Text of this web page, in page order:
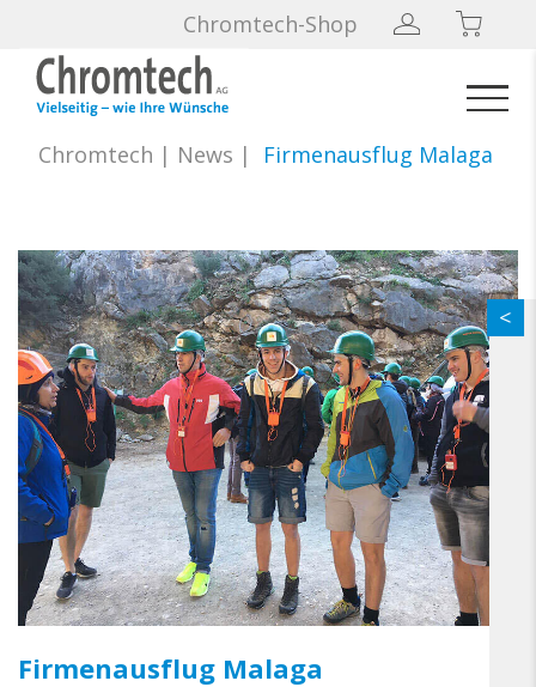
Chromtech-Shop
Chromtech | News | Firmenausflug Malaga
Firmenausflug Malaga